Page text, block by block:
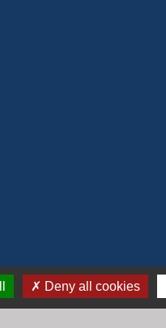
Deny all cookies